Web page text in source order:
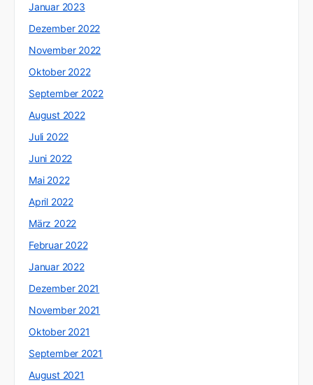
Januar 2023
Dezember 2022
November 2022
Oktober 2022
September 2022
August 2022
Juli 2022
Juni 2022
Mai 2022
April 2022
März 2022
Februar 2022
Januar 2022
Dezember 2021
November 2021
Oktober 2021
September 2021
August 2021